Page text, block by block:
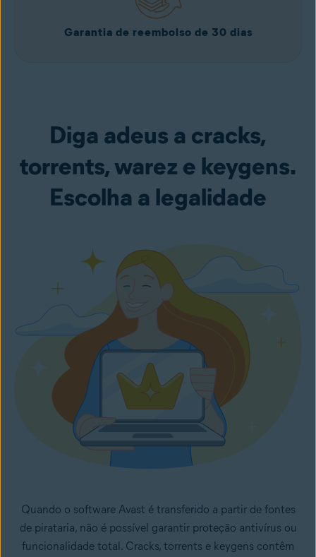
Garantia de reembolso de 30 dias
Diga adeus a cracks,
torrents, warez e keygens.
Escolha a legalidade
Quando o software Avast é transferido a partir de fontes
de pirataria, não é possível garantir proteção antivírus ou
funcionalidade total. Cracks, torrents e keygens contêm